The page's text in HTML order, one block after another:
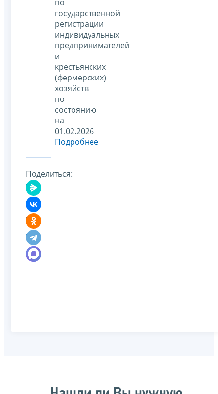
по
государственной
регистрации
индивидуальных
предпринимателей
и
крестьянских
(фермерских)
хозяйств
по
состоянию
на
01.02.2026
Подробнее
Поделиться: